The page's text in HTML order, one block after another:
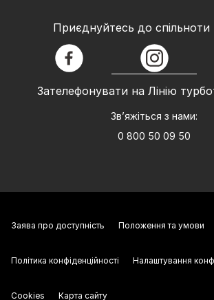
Зателефонувати на Лінію
Зв’яжіться з нами:
0 800 50 09 50
Приєднуйтесь до спільноти
facebook instagram
Заява про доступність Положення та умови
Політика конфіденційності Налаштування
Cookies Карта сайту